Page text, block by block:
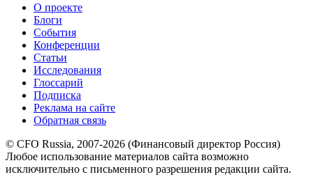
О проекте
Блоги
События
Конференции
Статьи
Исследования
Глоссарий
Подписка
Реклама на сайте
Обратная связь
© CFO Russia, 2007-2026 (Финансовый директор Россия)
Любое использование материалов сайта возможно
исключительно с письменного разрешения редакции сайта.